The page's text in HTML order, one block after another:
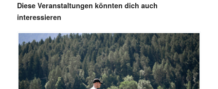
Diese Veranstaltungen könnten dich auch
interessieren